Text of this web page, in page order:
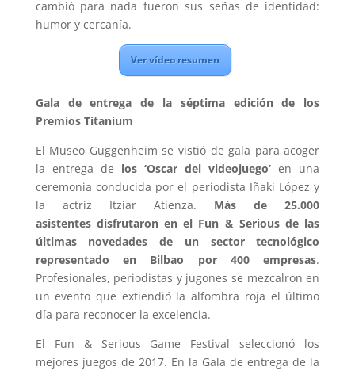
cambió para nada fueron sus señas de identidad:
humor y cercanía.
Ver vídeo resumen
Gala de entrega de la séptima edición de los
Premios Titanium
El Museo Guggenheim se vistió de gala para acoger
la entrega de los ‘Oscar del videojuego’ en una
ceremonia conducida por el periodista Iñaki López y
la actriz Itziar Atienza. Más de 25.000
asistentes disfrutaron en el Fun & Serious de las
últimas novedades de un sector tecnológico
representado en Bilbao por 400 empresas.
Profesionales, periodistas y jugones se mezcalron en
un evento que extiendió la alfombra roja el último
día para reconocer la excelencia.
El Fun & Serious Game Festival seleccionó los
mejores juegos de 2017. En la Gala de entrega de la